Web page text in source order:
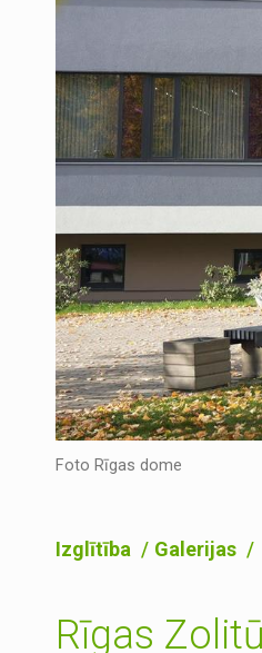
Foto Rīgas dome
Izglītība Galerijas
Rīgas